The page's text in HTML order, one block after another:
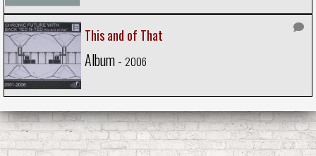
This and of That
Album - 2006